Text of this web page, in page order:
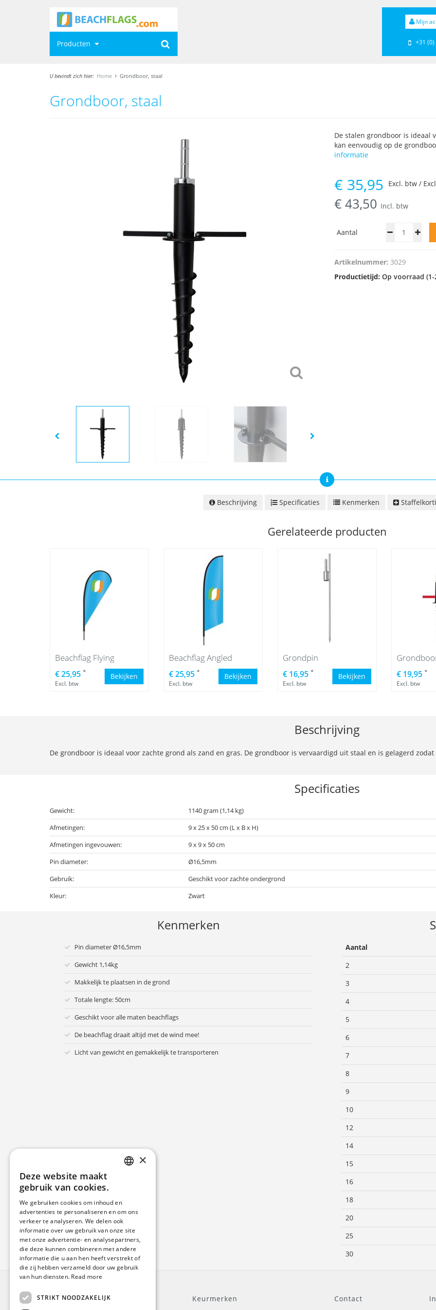
Producten
Mijn
+31
U bevindt zich hier: Home Grondboor, staal
Grondboor, staal
De stalen grondboor is ideaal
kan eenvoudig op de
informatie
€ 35,95
€43,50 Incl. btw
Excl. btw /
Aantal
Artikelnummer: 3029
Productietijd: Op voorraad
Beschrijving Specificaties Kenmerken
Gerelateerde producten
Beachflag Flying
€ 25,95 *
Excl. btw
Bekijken
Beachflag Angled
€ 25,95 *
Excl. btw
Bekijken
Grondpin
€ 16,95 *
Excl. btw
Bekijken € 19,95 *
Excl. btw
Beschrijving
De grondboor is ideaal voor zachte grond als zand en gras. De grondboor is vervaardigd uit staal en is gelagerd
Specificaties
Gewicht:
1140 gram (1,14 kg)
Afmetingen:
9 x 25 x 50 cm (L x B x H)
Afmetingen ingevouwen:
9 x 9 x 50 cm
Pin diameter:
Ø16,5mm
Gebruik:
Geschikt voor zachte ondergrond
Kleur:
Zwart
Kenmerken
Pin diameter Ø16,5mm
Gewicht 1,14kg
Makkelijk te plaatsen in de grond
Totale lengte: 50cm
Geschikt voor alle maten beachflags
De beachflag draait altijd met de wind mee!
Licht van gewicht en gemakkelijk te transporteren
Aantal
2
3
4
5
6
7
8
9
10
12
14
15
16
18
20
25
30
Algemeen Keurmerken Contact
GERMAN
FRENCH
×
Deze website maakt
gebruik van cookies.
We gebruiken cookies om inhoud en
advertenties te personaliseren en om ons
verkeer te analyseren. We delen ook
informatie over uw gebruik van onze site
met onze advertentie- en analysepartners,
die deze kunnen combineren met andere
informatie die u aan hen heeft verstrekt of
die zij hebben verzameld door uw gebruik
van hun diensten. Read more
STRIKT NOODZAKELIJK